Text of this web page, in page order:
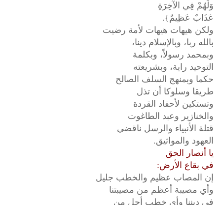
وَلَهُمْ فِي الآخِرَةِ
عَذَابٌ عَظِيمٌ}.
ولكن هيهات هيهات لأمة رضيت
بالله ربا، وبالإسلام دينا،
وبمحمد رسولاً، وبكلمة
التوحيد راية، وبشريعته
حكما وبمنهج السلف الصالح
طريقا وسلوكا أن تذل
وتستكين لأحفاد القردة
والخنازير وعبد الطاغوت
قتلة الأنبياء والرسل ناقضي
العهود والمواثيق.
يا أنصار الحق
في بقاع الأرض:
إن المصاب عظيم والخطب جليل
وأي مصيبة أعظم من مصيبتنا
في ديننا وأي خطب أجل من